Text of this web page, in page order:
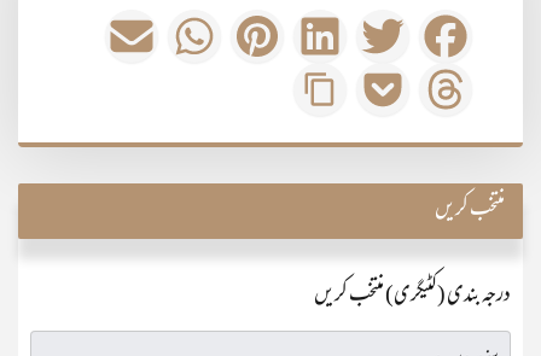
منتخب کریں
درجہ بندی (کٹیگری) منتخب کریں